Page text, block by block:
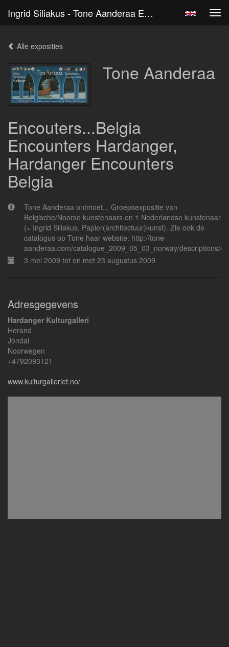
Ingrid Siliakus - Tone Aanderaa Encouters...Belgia Encounters Hardanger, Hardanger Encounters Belgia
Alle exposities
Tone Aanderaa
Encouters...Belgia
Encounters Hardanger,
Hardanger Encounters
Belgia
Tone Aanderaa ontmoet... Groepsexpositie van
Belgische/Noorse kunstenaars en 1 Nederlandse kunstenaar
(= Ingrid Siliakus, Papier(architectuur)kunst). Zie ook de
catalogus op Tone haar website: http://tone-
aanderaa.com/catalogue_2009_05_03_norway/descriptions/
3 mei 2009 tot en met 23 augustus 2009
Adresgegevens
Hardanger Kulturgalleri
Herand
Jondal
Noorwegen
+4792093121
www.kulturgalleriet.no/